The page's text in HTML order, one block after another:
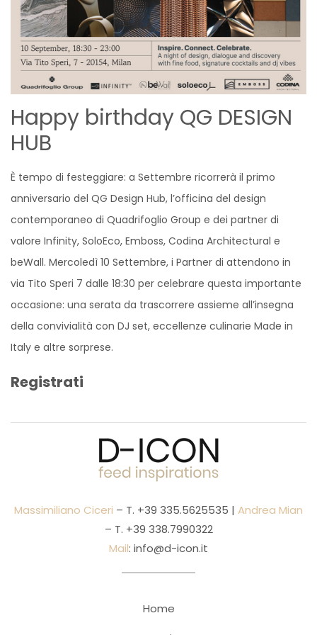
Happy birthday QG DESIGN
HUB
È tempo di festeggiare: a Settembre ricorrerà il primo
anniversario del QG Design Hub, l’officina del design
contemporaneo di Quadrifoglio Group e dei partner di
valore Infinity, SoloEco, Emboss, Codina Architectural e
beWall. Mercoledì 10 Settembre, i Partner di attendono in
via Tito Speri 7 dalle 18:30 per celebrare questa importante
occasione: una serata da trascorrere assieme all’insegna
della convivialità con DJ set, eccellenze culinarie Made in
Italy e altre sorprese.
Registrati
Massimiliano Ciceri – T. +39 335.5625535 | Andrea Mian
– T. +39 338.7990322
Mail: info@d-icon.it
Home